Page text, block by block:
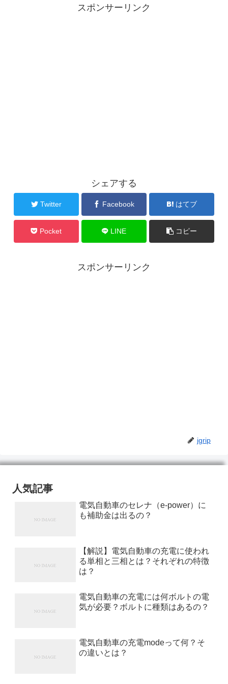
スポンサーリンク
シェアする
Twitter Facebook はてブ
Pocket LINE コピー
スポンサーリンク
jgrip
人気記事
電気自動車のセレナ（e-power）に
も補助金は出るの？
【解説】電気自動車の充電に使われ
る単相と三相とは？それぞれの特徴
は？
電気自動車の充電には何ボルトの電
気が必要？ボルトに種類はあるの？
電気自動車の充電modeって何？そ
の違いとは？